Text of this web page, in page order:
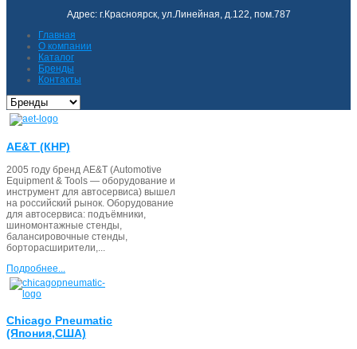
Адрес: г.Красноярск, ул.Линейная, д.122, пом.787
Главная
О компании
Каталог
Бренды
Контакты
AE&T (КНР)
2005 году бренд AE&T (Automotive
Equipment & Tools ― оборудование и
инструмент для автосервиса) вышел
на российский рынок. Оборудование
для автосервиса: подъёмники,
шиномонтажные стенды,
балансировочные стенды,
борторасширители,...
Подробнее...
Chicago Pneumatic
(Япония,США)